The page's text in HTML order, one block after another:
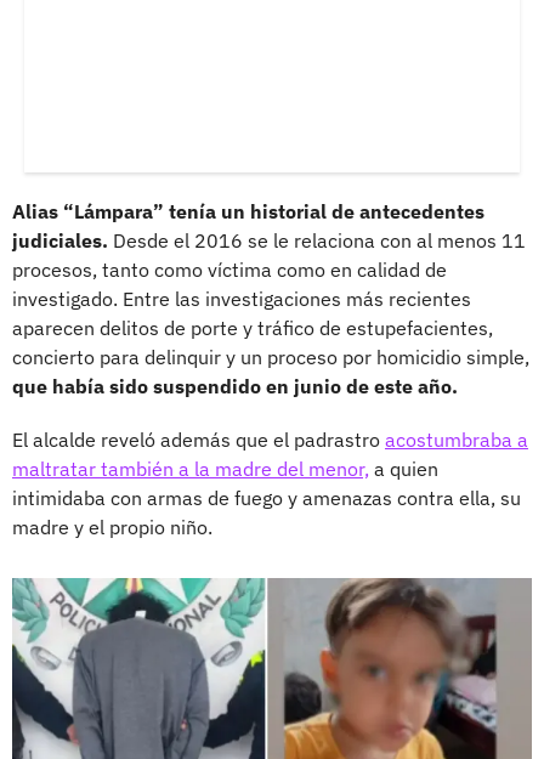
Alias “Lámpara” tenía un historial de antecedentes
judiciales. Desde el 2016 se le relaciona con al menos 11
procesos, tanto como víctima como en calidad de
investigado. Entre las investigaciones más recientes
aparecen delitos de porte y tráfico de estupefacientes,
concierto para delinquir y un proceso por homicidio simple,
que había sido suspendido en junio de este año.
El alcalde reveló además que el padrastro acostumbraba a
maltratar también a la madre del menor, a quien
intimidaba con armas de fuego y amenazas contra ella, su
madre y el propio niño.